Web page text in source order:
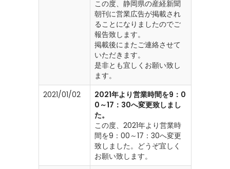
この度、静岡県の産経新聞
朝刊に営業広告が掲載され
ることになりましたのでご
報告致します。
掲載後にまたご連絡させて
いただきます。
是非とも宜しくお願い致し
ます。
2021/01/02
2021年より営業時間を9：0
0～17：30へ変更致しまし
た。
この度、2021年より営業時
間を9：00～17：30へ変更
致しました。どうぞ宜しく
お願い致します。